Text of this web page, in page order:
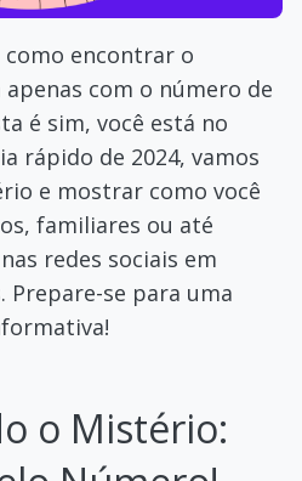
encontrar o
com o número de
é sim, você está no
rápido de 2024, vamos
e mostrar como você
familiares ou até
redes sociais em
Prepare-se para uma
o Mistério: